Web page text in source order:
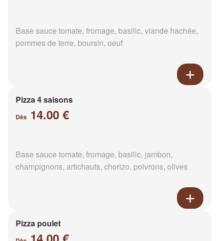
Base sauce tomate, fromage, basilic, viande hachée,
pommes de terre, boursin, oeuf
Pizza 4 saisons
Dès 14.00 €
Base sauce tomate, fromage, basilic, jambon,
champignons, artichauts, chorizo, poivrons, olives
Pizza poulet